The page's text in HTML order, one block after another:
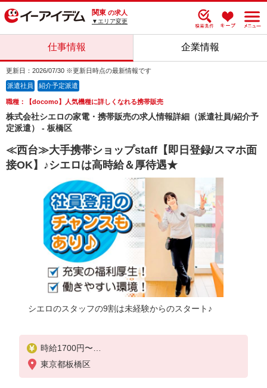
関東 の求人
▼エリア変更
仕事情報 企業情報
更新日：2026/07/30 ※更新日時点の最新情報です
派遣社員 紹介予定派遣
職種：【docomo】人気機種に詳しくなれる携帯販売
株式会社シエロの家電・携帯販売の求人情報詳細（派遣社員/紹介予
定派遣） - 板橋区
≪西台≫大手携帯ショップstaff【即日登録/スマホ面
接OK】♪シエロは高時給＆厚待遇★
シエロのスタッフの9割は未経験からのスタート♪
時給1700円〜
※残業代支給
★交通費別途支給（規定あり）
東京都板橋区